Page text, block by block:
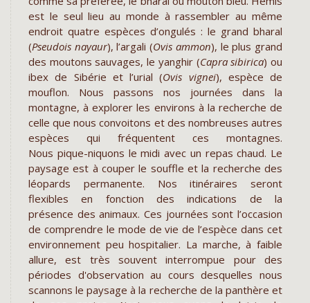
est le seul lieu au monde à rassembler au même
endroit quatre espèces d’ongulés : le grand bharal
(Pseudois nayaur), l’argali (Ovis ammon), le plus grand
des moutons sauvages, le yanghir (Capra sibirica) ou
ibex de Sibérie et l’urial (Ovis vignei), espèce de
mouflon. Nous passons nos journées dans la
montagne, à explorer les environs à la recherche de
celle que nous convoitons et des nombreuses autres
espèces qui fréquentent ces montagnes.
Nous pique-niquons le midi avec un repas chaud. Le
paysage est à couper le souffle et la recherche des
léopards permanente. Nos itinéraires seront
flexibles en fonction des indications de la
présence des animaux. Ces journées sont l’occasion
de comprendre le mode de vie de l’espèce dans cet
environnement peu hospitalier. La marche, à faible
allure, est très souvent interrompue pour des
périodes d'observation au cours desquelles nous
scannons le paysage à la recherche de la panthère et